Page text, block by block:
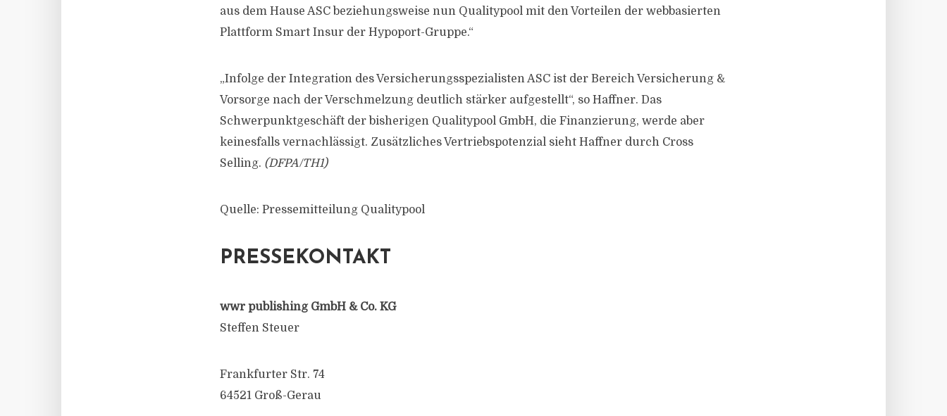
aus dem Hause ASC beziehungsweise nun Qualitypool mit den Vorteilen der webbasierten
Plattform Smart Insur der Hypoport-Gruppe.“
„Infolge der Integration des Versicherungsspezialisten ASC ist der Bereich Versicherung &
Vorsorge nach der Verschmelzung deutlich stärker aufgestellt“, so Haffner. Das
Schwerpunktgeschäft der bisherigen Qualitypool GmbH, die Finanzierung, werde aber
keinesfalls vernachlässigt. Zusätzliches Vertriebspotenzial sieht Haffner durch Cross
Selling. (DFPA/TH1)
Quelle: Pressemitteilung Qualitypool
PRESSEKONTAKT
wwr publishing GmbH & Co. KG
Steffen Steuer
Frankfurter Str. 74
64521 Groß-Gerau